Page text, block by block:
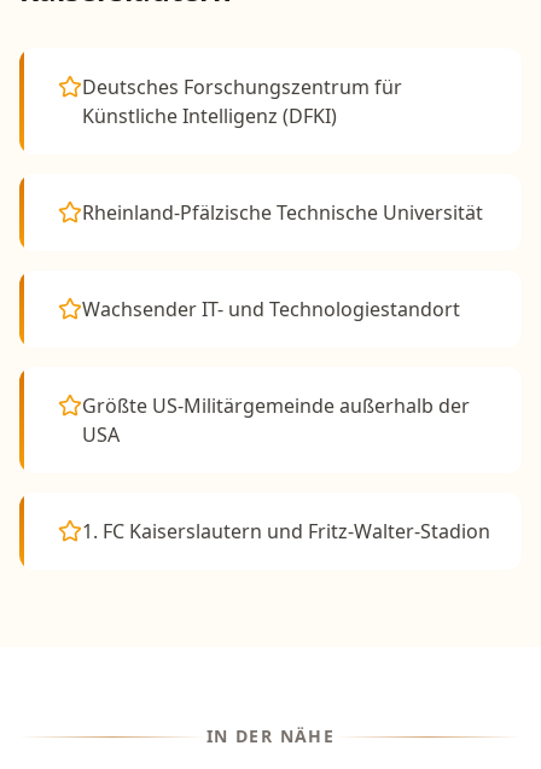
Deutsches Forschungszentrum für
Künstliche Intelligenz (DFKI)
Rheinland-Pfälzische Technische Universität
Wachsender IT- und Technologiestandort
Größte US-Militärgemeinde außerhalb der
USA
1. FC Kaiserslautern und Fritz-Walter-Stadion
IN DER NÄHE